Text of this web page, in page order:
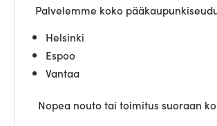
Palvelemme koko
Helsinki
Espoo
Vantaa
Nopea nouto tai toimitus suoraan